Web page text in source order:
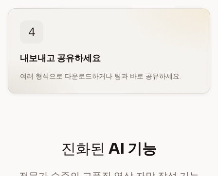
4
내보내고 공유하세요
여러 형식으로 다운로드하거나 팀과 바로 공유하세요.
진화된 AI 기능